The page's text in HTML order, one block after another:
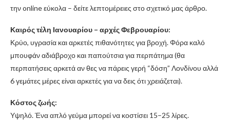
την online εύκολα – δείτε λεπτομέρειες στο σχετικό μας άρθρο.
Καιρός τέλη Ιανουαρίου – αρχές Φεβρουαρίου:
Κρύο, υγρασία και αρκετές πιθανότητες για βροχή. Φόρα καλό
μπουφάν αδιάβροχο και παπούτσια για περπάτημα (θα
περπατήσεις αρκετά αν θες να πάρεις γερή “δόση” Λονδίνου αλλά
6 γεμάτες μέρες είναι αρκετές για να δεις ότι χρειάζεται).
Κόστος ζωής:
Υψηλό. Ένα απλό γεύμα μπορεί να κοστίσει 15–25 λίρες.